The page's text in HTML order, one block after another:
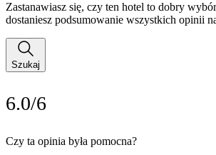
Zastanawiasz się, czy ten hotel to dobry
dostaniesz podsumowanie wszystkich opinii
Szukaj
6.0/6
Czy ta opinia była pomocna?